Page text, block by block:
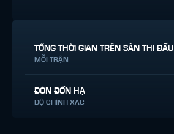
TỔNG THỜI GIAN TRÊN SÀN THI ĐẤU
MỖI TRẬN
ĐÒN ĐỐN HẠ
ĐỘ CHÍNH XÁC